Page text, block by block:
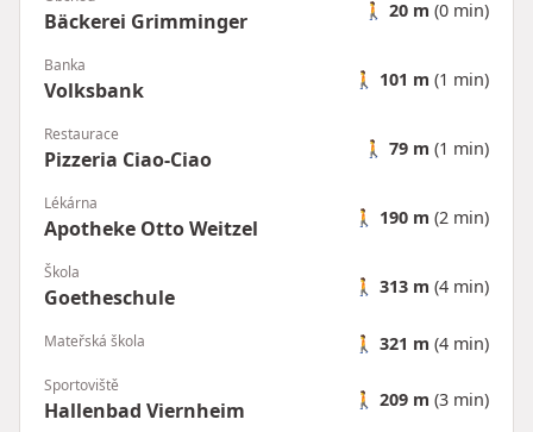
Bäckerei Grimminger 🚶 20 m (0 min)
Banka
Volksbank 🚶 101 m (1 min)
Restaurace
Pizzeria Ciao-Ciao 🚶 79 m (1 min)
Lékárna
Apotheke Otto Weitzel 🚶 190 m (2 min)
Škola
Goetheschule 🚶 313 m (4 min)
Mateřská škola 🚶 321 m (4 min)
Sportoviště
Hallenbad Viernheim 🚶 209 m (3 min)